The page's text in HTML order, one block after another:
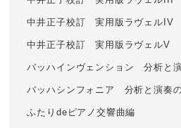
中井正子校訂 実用版ラヴェルIV
中井正子校訂 実用版ラヴェルV
バッハインヴェンション 分析と
バッハシンフォニア 分析と演奏
ふたりdeピアノ交響曲編